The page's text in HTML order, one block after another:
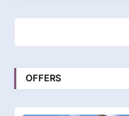
OFFERS